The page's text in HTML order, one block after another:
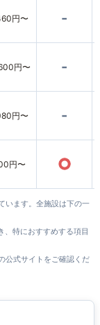
円〜 -
円〜 -
円〜 -
円〜 ○
います。全施設は下の一
、特におすすめする項目
公式サイトをご確認くだ